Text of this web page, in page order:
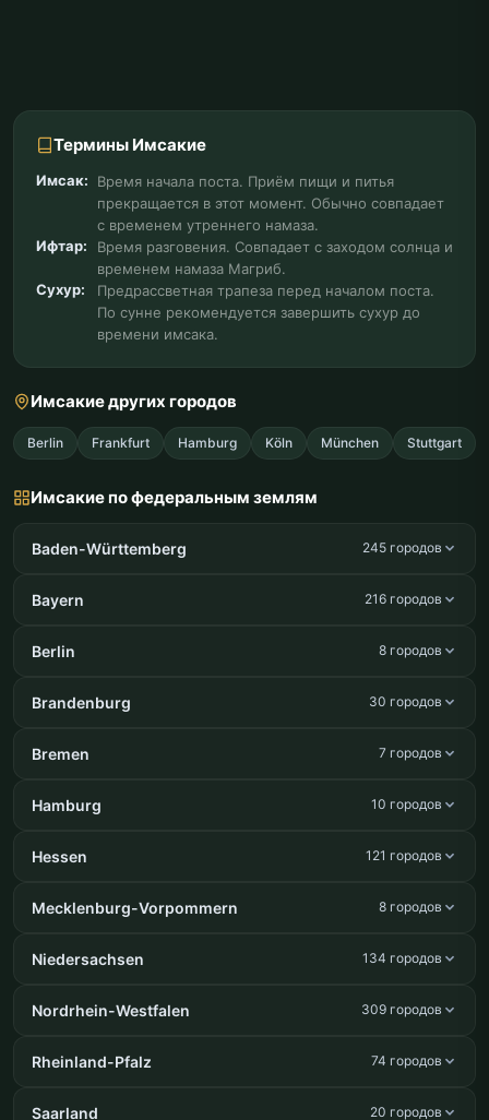
Термины Имсакие
Имсак:
Время начала поста. Приём пищи и питья
прекращается в этот момент. Обычно совпадает
с временем утреннего намаза.
Ифтар:
Время разговения. Совпадает с заходом солнца и
временем намаза Магриб.
Сухур:
Предрассветная трапеза перед началом поста.
По сунне рекомендуется завершить сухур до
времени имсака.
Имсакие других городов
Berlin Frankfurt Hamburg Köln München Stuttgart
Имсакие по федеральным землям
Baden-Württemberg 245 городов
Bayern 216 городов
Berlin 8 городов
Brandenburg 30 городов
Bremen 7 городов
Hamburg 10 городов
Hessen 121 городов
Mecklenburg-Vorpommern 8 городов
Niedersachsen 134 городов
Nordrhein-Westfalen 309 городов
Rheinland-Pfalz 74 городов
Saarland 20 городов